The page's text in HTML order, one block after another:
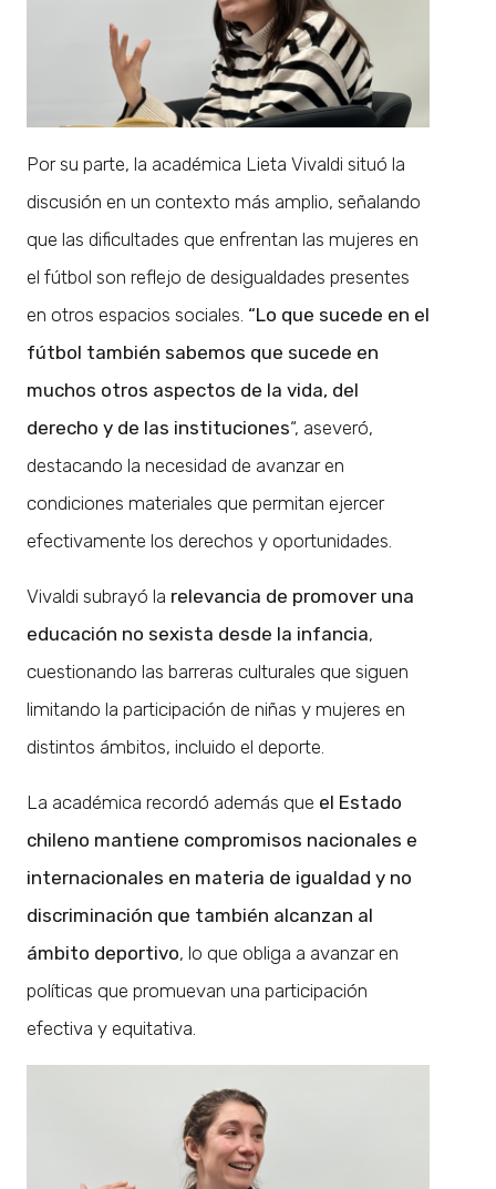
Por su parte, la académica Lieta Vivaldi situó la
discusión en un contexto más amplio, señalando
que las dificultades que enfrentan las mujeres en
el fútbol son reflejo de desigualdades presentes
en otros espacios sociales. “Lo que sucede en el
fútbol también sabemos que sucede en
muchos otros aspectos de la vida, del
derecho y de las instituciones“, aseveró,
destacando la necesidad de avanzar en
condiciones materiales que permitan ejercer
efectivamente los derechos y oportunidades.
Vivaldi subrayó la relevancia de promover una
educación no sexista desde la infancia,
cuestionando las barreras culturales que siguen
limitando la participación de niñas y mujeres en
distintos ámbitos, incluido el deporte.
La académica recordó además que el Estado
chileno mantiene compromisos nacionales e
internacionales en materia de igualdad y no
discriminación que también alcanzan al
ámbito deportivo, lo que obliga a avanzar en
políticas que promuevan una participación
efectiva y equitativa.